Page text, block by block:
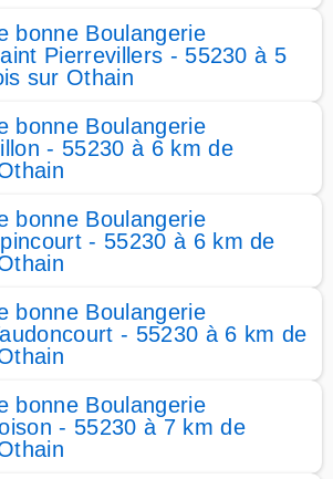
bonne Boulangerie
Pierrevillers - 55230 à 5
sur Othain
bonne Boulangerie
- 55230 à 6 km de
bonne Boulangerie
- 55230 à 6 km de
bonne Boulangerie
- 55230 à 6 km de
bonne Boulangerie
- 55230 à 7 km de